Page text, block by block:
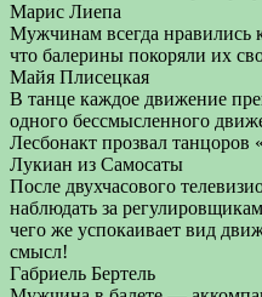
Марис Лиепа
Мужчинам всегда
что балерины покоряли их
Майя Плисецкая
В танце каждое движение
одного бессмысленного
Лесбонакт прозвал танцоров
Лукиан из Самосаты
После двухчасового
наблюдать за
чего же успокаивает вид
смысл!
Габриель Бертель